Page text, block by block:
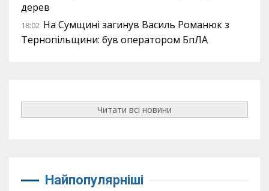
дерев
18:02 На Сумщині загинув Василь Романюк з
Тернопільщини: був оператором БпЛА
Читати всі новини
Найпопулярніші